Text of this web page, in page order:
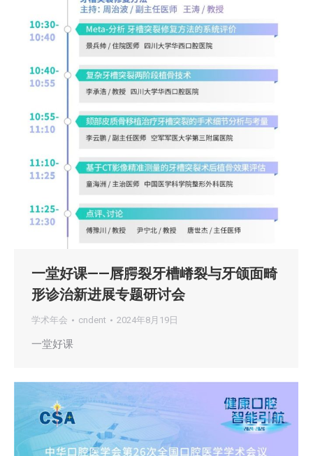
一堂好课——唇腭裂牙槽嵴裂与牙颌面畸
形诊治新进展专题研讨会
学术年会 cndent 2024年8月19日
一堂好课